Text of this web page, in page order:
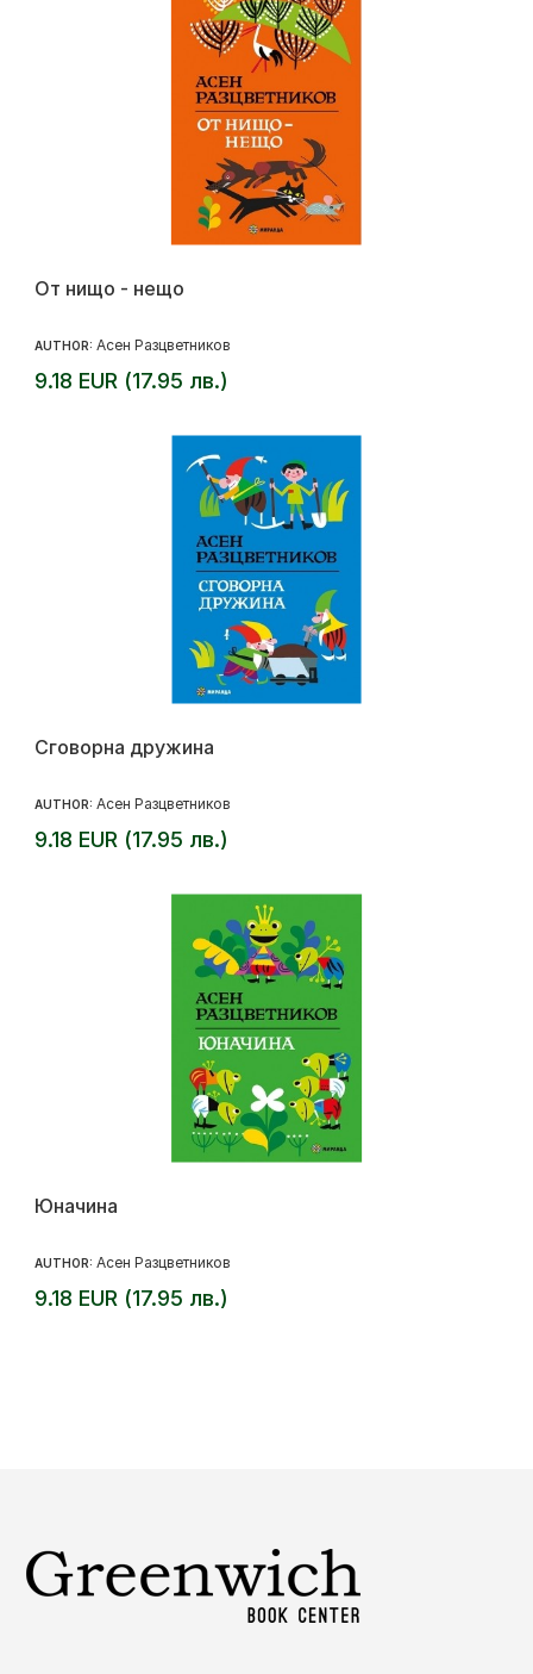
От нищо - нещо
AUTHOR: Асен Разцветников
9.18 EUR (17.95 лв.)
Сговорна дружина
AUTHOR: Асен Разцветников
9.18 EUR (17.95 лв.)
Юначина
AUTHOR: Асен Разцветников
9.18 EUR (17.95 лв.)